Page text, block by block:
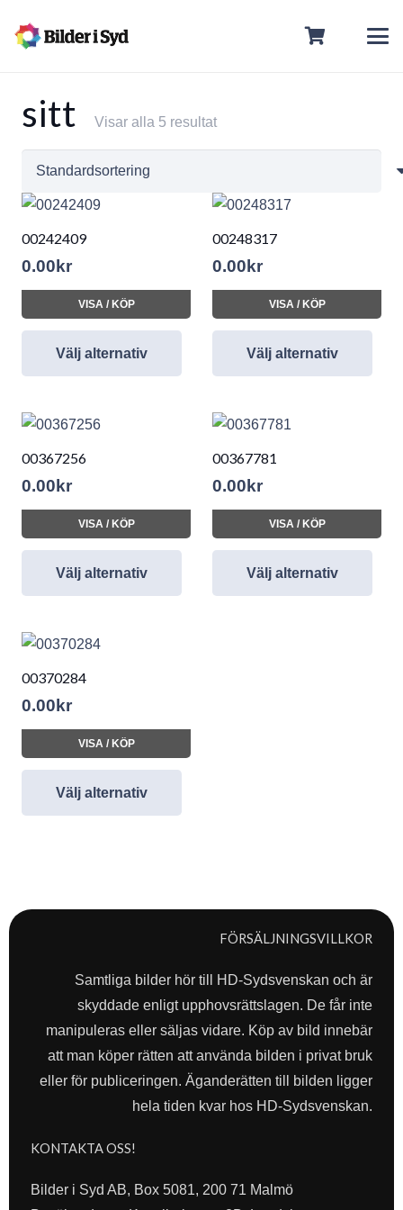
sitt Visar alla 5 resultat
00242409
0.00 kr
VISA / KÖP
Välj alternativ
00248317
0.00 kr
VISA / KÖP
Välj alternativ
00367256
0.00 kr
VISA / KÖP
Välj alternativ
00367781
0.00 kr
VISA / KÖP
Välj alternativ
00370284
0.00 kr
VISA / KÖP
Välj alternativ
FÖRSÄLJNINGSVILLKOR
Samtliga bilder hör till HD-Sydsvenskan och är
skyddade enligt upphovsrättslagen. De får inte
manipuleras eller säljas vidare. Köp av bild innebär
att man köper rätten att använda bilden i privat bruk
eller för publiceringen. Äganderätten till bilden ligger
hela tiden kvar hos HD-Sydsvenskan.
KONTAKTA OSS!
Bilder i Syd AB, Box 5081, 200 71 Malmö